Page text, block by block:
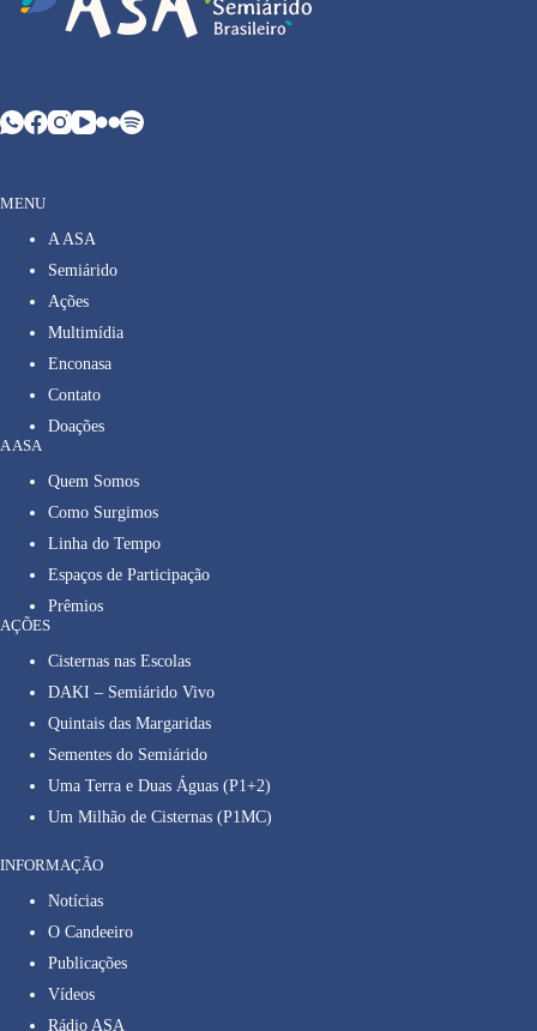
MENU
A ASA
Semiárido
Ações
Multimídia
Enconasa
Contato
Doações
A ASA
Quem Somos
Como Surgimos
Linha do Tempo
Espaços de Participação
Prêmios
AÇÕES
Cisternas nas Escolas
DAKI – Semiárido Vivo
Quintais das Margaridas
Sementes do Semiárido
Uma Terra e Duas Águas (P1+2)
Um Milhão de Cisternas (P1MC)
INFORMAÇÃO
Notícias
O Candeeiro
Publicações
Vídeos
Rádio ASA